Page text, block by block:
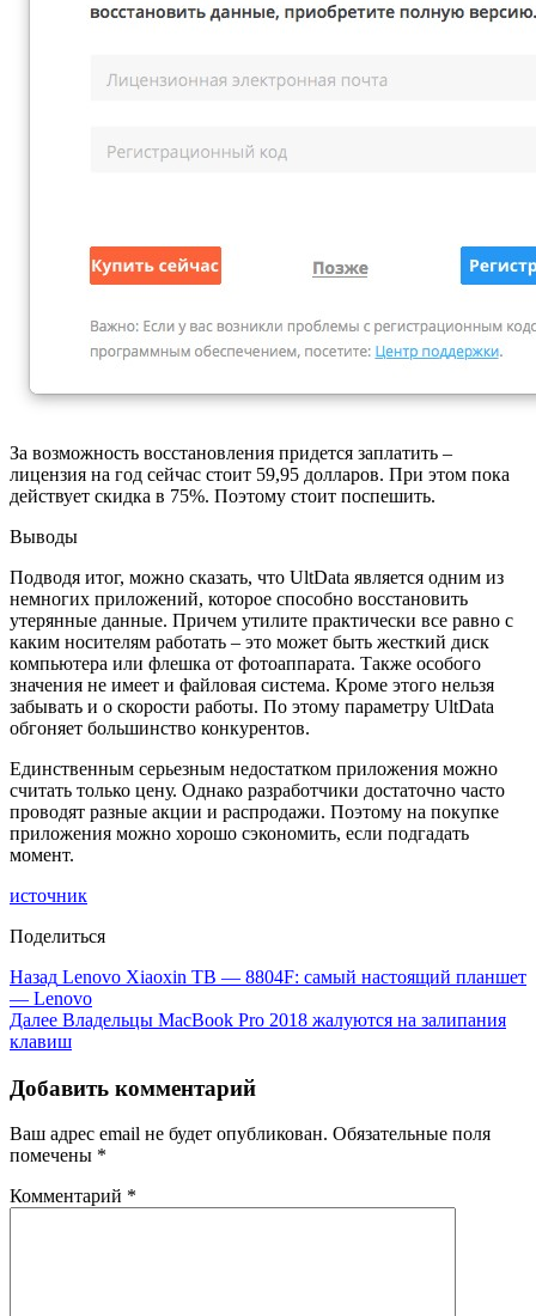
За возможность восстановления придется заплатить –
лицензия на год сейчас стоит 59,95 долларов. При этом пока
действует скидка в 75%. Поэтому стоит поспешить.
Выводы
Подводя итог, можно сказать, что UltData является одним из
немногих приложений, которое способно восстановить
утерянные данные. Причем утилите практически все равно с
каким носителям работать – это может быть жесткий диск
компьютера или флешка от фотоаппарата. Также особого
значения не имеет и файловая система. Кроме этого нельзя
забывать и о скорости работы. По этому параметру UltData
обгоняет большинство конкурентов.
Единственным серьезным недостатком приложения можно
считать только цену. Однако разработчики достаточно часто
проводят разные акции и распродажи. Поэтому на покупке
приложения можно хорошо сэкономить, если подгадать
момент.
источник
Поделиться
Назад Lenovo Xiaoxin TB — 8804F: самый настоящий планшет
— Lenovo
Далее Владельцы MacBook Pro 2018 жалуются на залипания
клавиш
Добавить комментарий
Ваш адрес email не будет опубликован. Обязательные поля
помечены *
Комментарий *